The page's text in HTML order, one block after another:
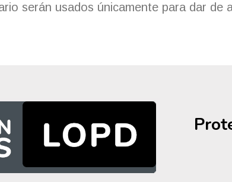
serán usados únicamente para dar